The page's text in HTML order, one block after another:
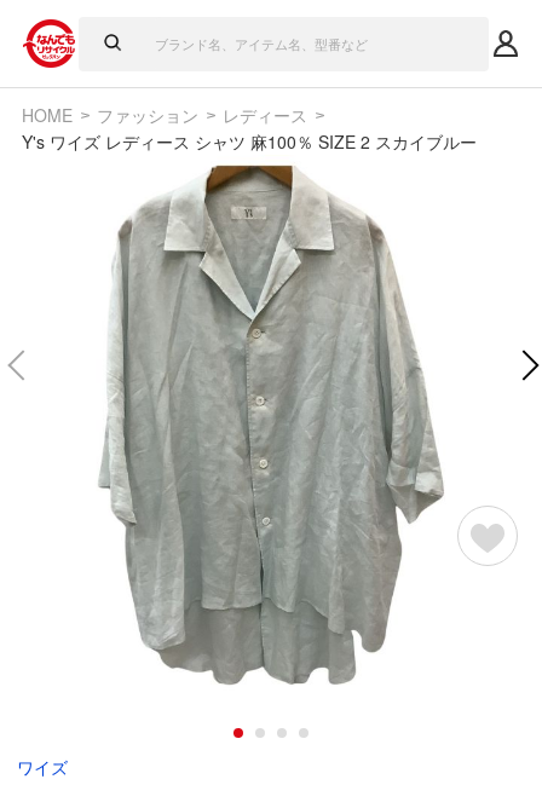
HOME ファッション
レディース
Y's ワイズ レディース シャツ 麻100％ SIZE 2 スカイブルー
ワイズ